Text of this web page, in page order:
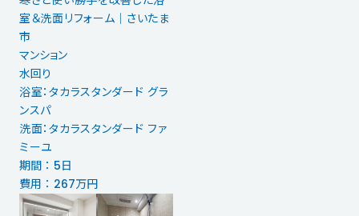
室＆洗面リフォーム｜さいたま
市
マンション
水回り
浴室：タカラスタンダード グラ
ンスパ
洗面：タカラスタンダード ファ
ミーユ
期間 ： 5日
費用 ： 267万円